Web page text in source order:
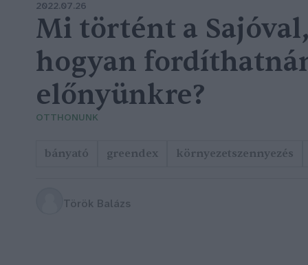
2022.07.26
Mi történt a
hogyan
előnyünkre?
OTTHONUNK
bányató greendex környezetszennyezés
Török Balázs